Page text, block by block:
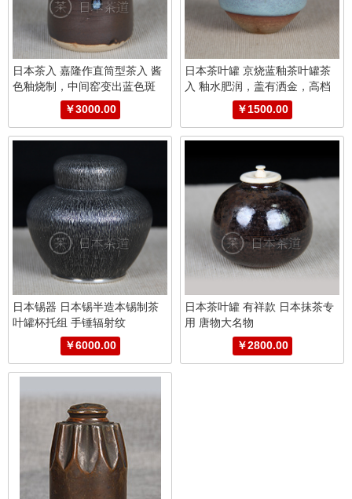
日本茶入 嘉隆作直筒型茶入 酱
色釉烧制，中间窑变出蓝色斑
纹，高端盖子，带原装茶衣供
箱，容量也算高端茶入里面较大
的，值得把玩
￥3000.00
日本茶叶罐 京烧蓝釉茶叶罐茶
入 釉水肥润，盖有洒金，高档
大气，蓝釉烧制到位，大小适
中，随身携带方便
￥1500.00
日本锡器 日本锡半造本锡制茶
叶罐杯托组 手锤辐射纹
￥6000.00
日本茶叶罐 有祥款 日本抹茶专
用 唐物大名物
￥2800.00